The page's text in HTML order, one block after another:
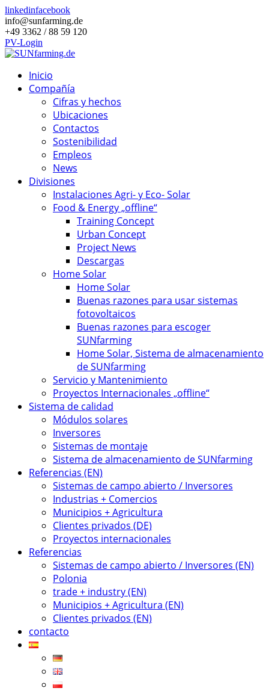
linkedinfacebook
info@sunfarming.de
+49 3362 / 88 59 120
PV-Login
Inicio
Compañía
Cifras y hechos
Ubicaciones
Contactos
Sostenibilidad
Empleos
News
Divisiones
Instalaciones Agri- y Eco- Solar
Food & Energy „offline“
Training Concept
Urban Concept
Project News
Descargas
Home Solar
Home Solar
Buenas razones para usar sistemas
fotovoltaicos
Buenas razones para escoger
SUNfarming
Home Solar, Sistema de almacenamiento
de SUNfarming
Servicio y Mantenimiento
Proyectos Internacionales „offline“
Sistema de calidad
Módulos solares
Inversores
Sistemas de montaje
Sistema de almacenamiento de SUNfarming
Referencias (EN)
Sistemas de campo abierto / Inversores
Industrias + Comercios
Municipios + Agricultura
Clientes privados (DE)
Proyectos internacionales
Referencias
Sistemas de campo abierto / Inversores (EN)
Polonia
trade + industry (EN)
Municipios + Agricultura (EN)
Clientes privados (EN)
contacto